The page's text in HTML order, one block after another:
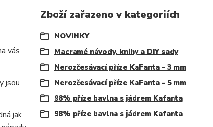
vás
jsou
jak
Zboží zařazeno v kategoriích
NOVINKY
Macramé návody, knihy a DIY sady
Nerozčesávací příze KaFanta - 3 mm
Nerozčesávací příze KaFanta - 5 mm
98% příze bavlna s jádrem Kafanta
98% příze bavlna s jádrem Kafanta